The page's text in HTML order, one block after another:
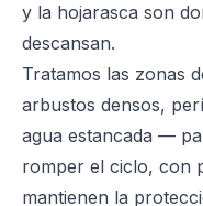
y la hojarasca son
descansan.
Tratamos las zonas
arbustos densos,
agua estancada —
romper el ciclo, con
mantienen la